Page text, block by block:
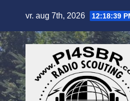
de
inhoud
vr. aug 7th, 2026 12:18:40